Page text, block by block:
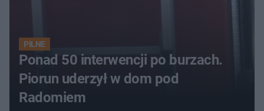
PILNE
Ponad 50 interwencji po burzach.
Piorun uderzył w dom pod
Radomiem